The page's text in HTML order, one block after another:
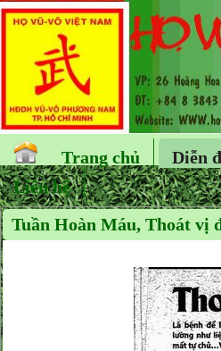
Trang chủ Diễn
Liên hệ
Tuần Hoàn Máu, Thoát vị